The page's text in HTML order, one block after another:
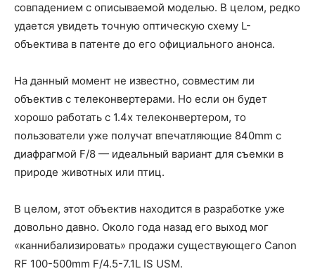
совпадением с описываемой моделью. В целом, редко
удается увидеть точную оптическую схему L-
объектива в патенте до его официального анонса.
На данный момент не известно, совместим ли
объектив с телеконвертерами. Но если он будет
хорошо работать с 1.4x телеконвертером, то
пользователи уже получат впечатляющие 840mm с
диафрагмой F/8 — идеальный вариант для съемки в
природе животных или птиц.
В целом, этот объектив находится в разработке уже
довольно давно. Около года назад его выход мог
«каннибализировать» продажи существующего Canon
RF 100-500mm F/4.5-7.1L IS USM.